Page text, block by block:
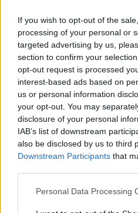
If you wish to opt-out of the
processing of your personal or
targeted advertising by us,
section to confirm your
opt-out request is processed
interest-based ads based on
us or personal information
your opt-out. You may
disclosure of your personal
IAB’s list of downstream
also be disclosed by us to third
Downstream Participants that
Please note that this website/
Personal Data Processing
Η συμφωνία καλύπτει τις
δραστηριότητες και τις
υποδομές εξαγωγών του
συμπεριλαμβανομένης
κέρδη για το αργό και τα
Αξιωματούχοι δήλωσαν
στοχεύει στον
αναπροσαρμογή των
Ιράκ, καθώς οι κινεζικές
παρουσία τους στον
ενώ το Ιράκ επιδιώκει να
συνεργασίες του και να
περιφερειακούς δεσμούς.